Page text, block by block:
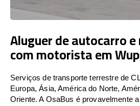
Aluguer de autocarro
com motorista em
Serviços de transporte terrestre de
Europa, Ásia, América do Norte,
Oriente. A OsaBus é provavelmente